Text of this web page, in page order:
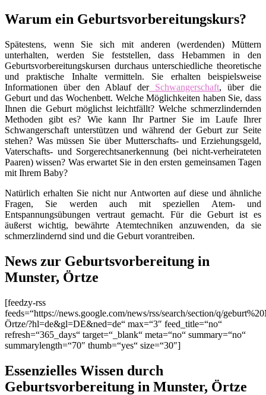
Warum ein Geburtsvorbereitungskurs?
Spätestens, wenn Sie sich mit anderen (werdenden) Müttern
unterhalten, werden Sie feststellen, dass Hebammen in den
Geburtsvorbereitungskursen durchaus unterschiedliche theoretische
und praktische Inhalte vermitteln. Sie erhalten beispielsweise
Informationen über den Ablauf derSchwangerschaft, über die
Geburt und das Wochenbett. Welche Möglichkeiten haben Sie, dass
Ihnen die Geburt möglichst leichtfällt? Welche schmerzlindernden
Methoden gibt es? Wie kann Ihr Partner Sie im Laufe Ihrer
Schwangerschaft unterstützen und während der Geburt zur Seite
stehen? Was müssen Sie über Mutterschafts- und Erziehungsgeld,
Vaterschafts- und Sorgerechtsanerkennung (bei nicht-verheirateten
Paaren) wissen? Was erwartet Sie in den ersten gemeinsamen Tagen
mit Ihrem Baby?
Natürlich erhalten Sie nicht nur Antworten auf diese und ähnliche
Fragen, Sie werden auch mit speziellen Atem- und
Entspannungsübungen vertraut gemacht. Für die Geburt ist es
äußerst wichtig, bewährte Atemtechniken anzuwenden, da sie
schmerzlindernd sind und die Geburt vorantreiben.
News zur Geburtsvorbereitung in
Munster, Örtze
[feedzy-rss
feeds=“https://news.google.com/news/rss/search/section/q/
Örtze/?hl=de&gl=DE&ned=de“ max=“3″ feed_title=“no“
refresh=“365_days“ target=“_blank“ meta=“no“ summary=“no“
summarylength=“70″ thumb=“yes“ size=“30″]
Essenzielles Wissen durch
Geburtsvorbereitung in Munster, Örtze